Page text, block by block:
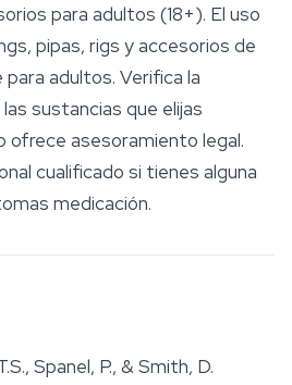
para adultos (18+). El uso
pipas, rigs y accesorios de
adultos. Verifica la
sustancias que elijas
ofrece asesoramiento legal.
cualificado si tienes alguna
medicación.
Spanel, P., & Smith, D.